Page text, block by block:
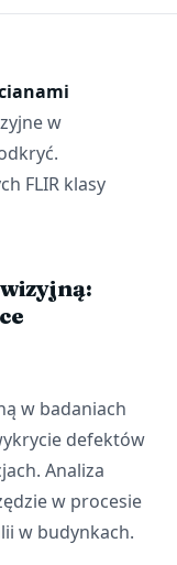
w
FLIR klasy
w badaniach
defektów
Analiza
w procesie
w budynkach.